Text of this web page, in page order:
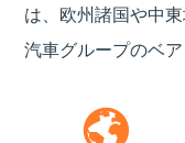
は、欧州諸国や中
汽車グループのベ